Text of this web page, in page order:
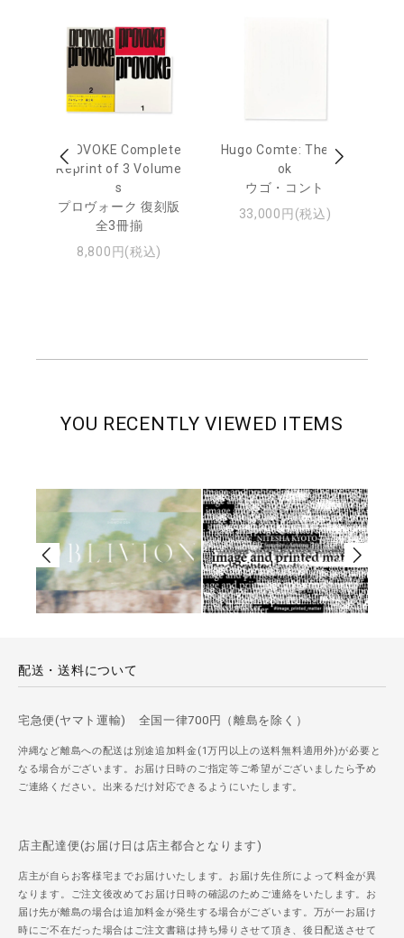
PROVOKE Complete
Reprint of 3 Volume
s
プロヴォーク 復刻版
全3冊揃
8,800円(税込)
Hugo Comte: The Bo
ok
ウゴ・コント
33,000円(税込)
YOU RECENTLY VIEWED ITEMS
配送・送料について
宅急便(ヤマト運輸) 全国一律700円（離島を除く）
沖縄など離島への配送は別途追加料金(1万円以上の送料無料適用外)が必要と
なる場合がございます。お届け日時のご指定等ご希望がございましたら予め
ご連絡ください。出来るだけ対応できるようにいたします。
店主配達便(お届け日は店主都合となります)
店主が自らお客様宅までお届けいたします。お届け先住所によって料金が異
なります。ご注文後改めてお届け日時の確認のためご連絡をいたします。お
届け先が離島の場合は追加料金が発生する場合がございます。万が一お届け
時にご不在だった場合はご注文書籍は持ち帰りさせて頂き、後日配送させて